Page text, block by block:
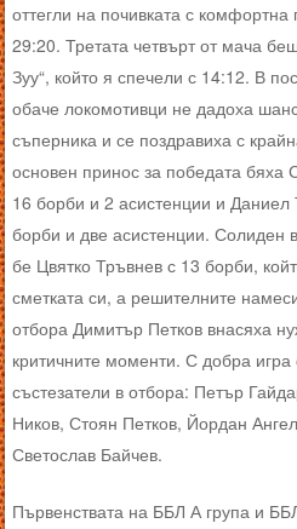
оттегли на почивката с
29:20. Третата четвърт от мача
Зуу“, който я спечели с 14:12. В
обаче локомотивци не дадоха
съперника и се поздравиха с
основен принос за победата бяха
16 борби и 2 асистенции и Даниел
борби и две асистенции. Солиден
бе Цвятко Тръвнев с 13 борби,
сметката си, а решителните
отбора Димитър Петков внасяха
критичните моменти. С добра игра
състезатели в отбора: Петър
Ников, Стоян Петков, Йордан
Светослав Байчев.
Първенствата на ББЛ А група и